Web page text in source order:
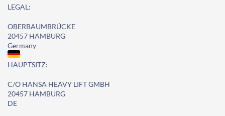
LEGAL:
OBERBAUMBRÜCKE
20457 HAMBURG
Germany
HAUPTSITZ:
C/O HANSA HEAVY LIFT GMBH
20457 HAMBURG
DE